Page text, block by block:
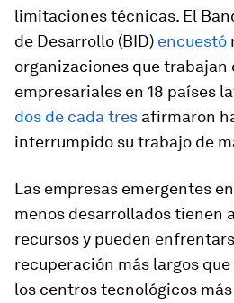
limitaciones técnicas. El
de Desarrollo (BID) encuestó
organizaciones que trabajan
empresariales en 18 países
dos de cada tres afirmaron
interrumpido su trabajo de
Las empresas emergentes
menos desarrollados tienen
recursos y pueden
recuperación más largos que
los centros tecnológicos